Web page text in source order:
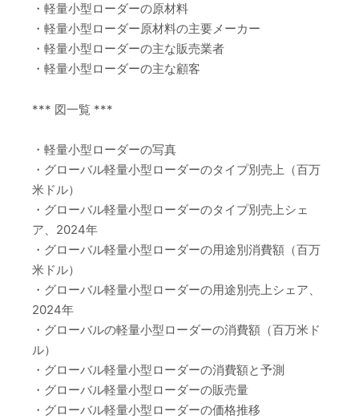
・軽量小型ローダーの原材料
・軽量小型ローダー原材料の主要メーカー
・軽量小型ローダーの主な販売業者
・軽量小型ローダーの主な顧客
*** 図一覧 ***
・軽量小型ローダーの写真
・グローバル軽量小型ローダーのタイプ別売上（百万
米ドル）
・グローバル軽量小型ローダーのタイプ別売上シェ
ア、2024年
・グローバル軽量小型ローダーの用途別消費額（百万
米ドル）
・グローバル軽量小型ローダーの用途別売上シェア、
2024年
・グローバルの軽量小型ローダーの消費額（百万米ド
ル）
・グローバル軽量小型ローダーの消費額と予測
・グローバル軽量小型ローダーの販売量
・グローバル軽量小型ローダーの価格推移